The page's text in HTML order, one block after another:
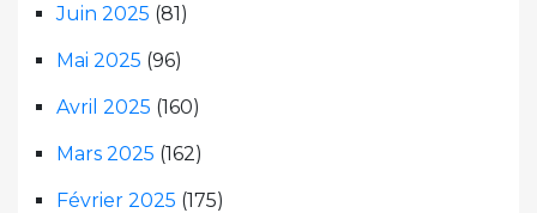
Juin 2025 (81)
Mai 2025 (96)
Avril 2025 (160)
Mars 2025 (162)
Février 2025 (175)